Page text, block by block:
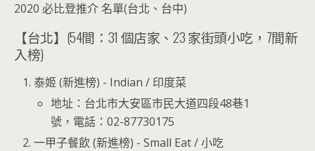
2020 必比登推介 名單(台北、台中)
【台北】(54間：31 個店家、23 家街頭小吃，7間新
入榜)
泰姬 (新進榜) - Indian / 印度菜
地址：台北市大安區市民大道四段48巷1
號，電話：02-87730175
一甲子餐飲 (新進榜) - Small Eat / 小吃